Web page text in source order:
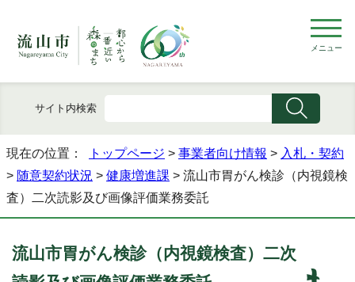
メニュー
サイト内検索
現在の位置： トップページ > 事業者向け情報 > 入札・契約
> 随意契約状況 > 健康増進課 > 流山市胃がん検診（内視鏡検
査）二次読影及び画像評価業務委託
流山市胃がん検診（内視鏡検査）二次